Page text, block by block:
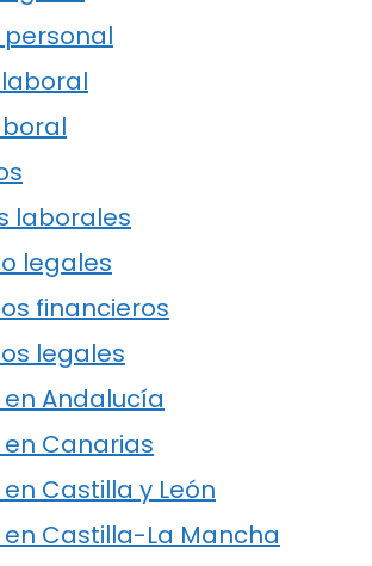
laborales
legales
financieros
legales
Andalucía
Canarias
Castilla y León
en Castilla-La Mancha